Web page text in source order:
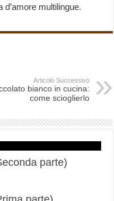
multilingue.
Articolo Successivo
bianco in cucina:
come scioglierlo
parte)